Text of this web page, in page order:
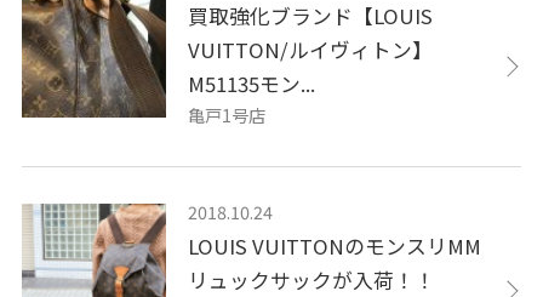
買取強化ブランド【LOUIS
VUITTON/ルイヴィトン】
M51135モン...
亀戸1号店
2018.10.24
LOUIS VUITTONのモンスリMM
リュックサックが入荷！！